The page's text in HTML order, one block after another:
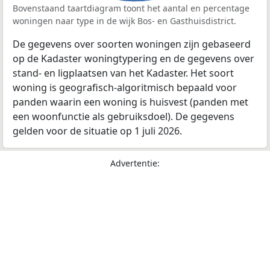
Bovenstaand taartdiagram toont het aantal en percentage
woningen naar type in de wijk Bos- en Gasthuisdistrict.
De gegevens over soorten woningen zijn gebaseerd
op de Kadaster woningtypering en de gegevens over
stand- en ligplaatsen van het Kadaster. Het soort
woning is geografisch-algoritmisch bepaald voor
panden waarin een woning is huisvest (panden met
een woonfunctie als gebruiksdoel). De gegevens
gelden voor de situatie op 1 juli 2026.
Advertentie: